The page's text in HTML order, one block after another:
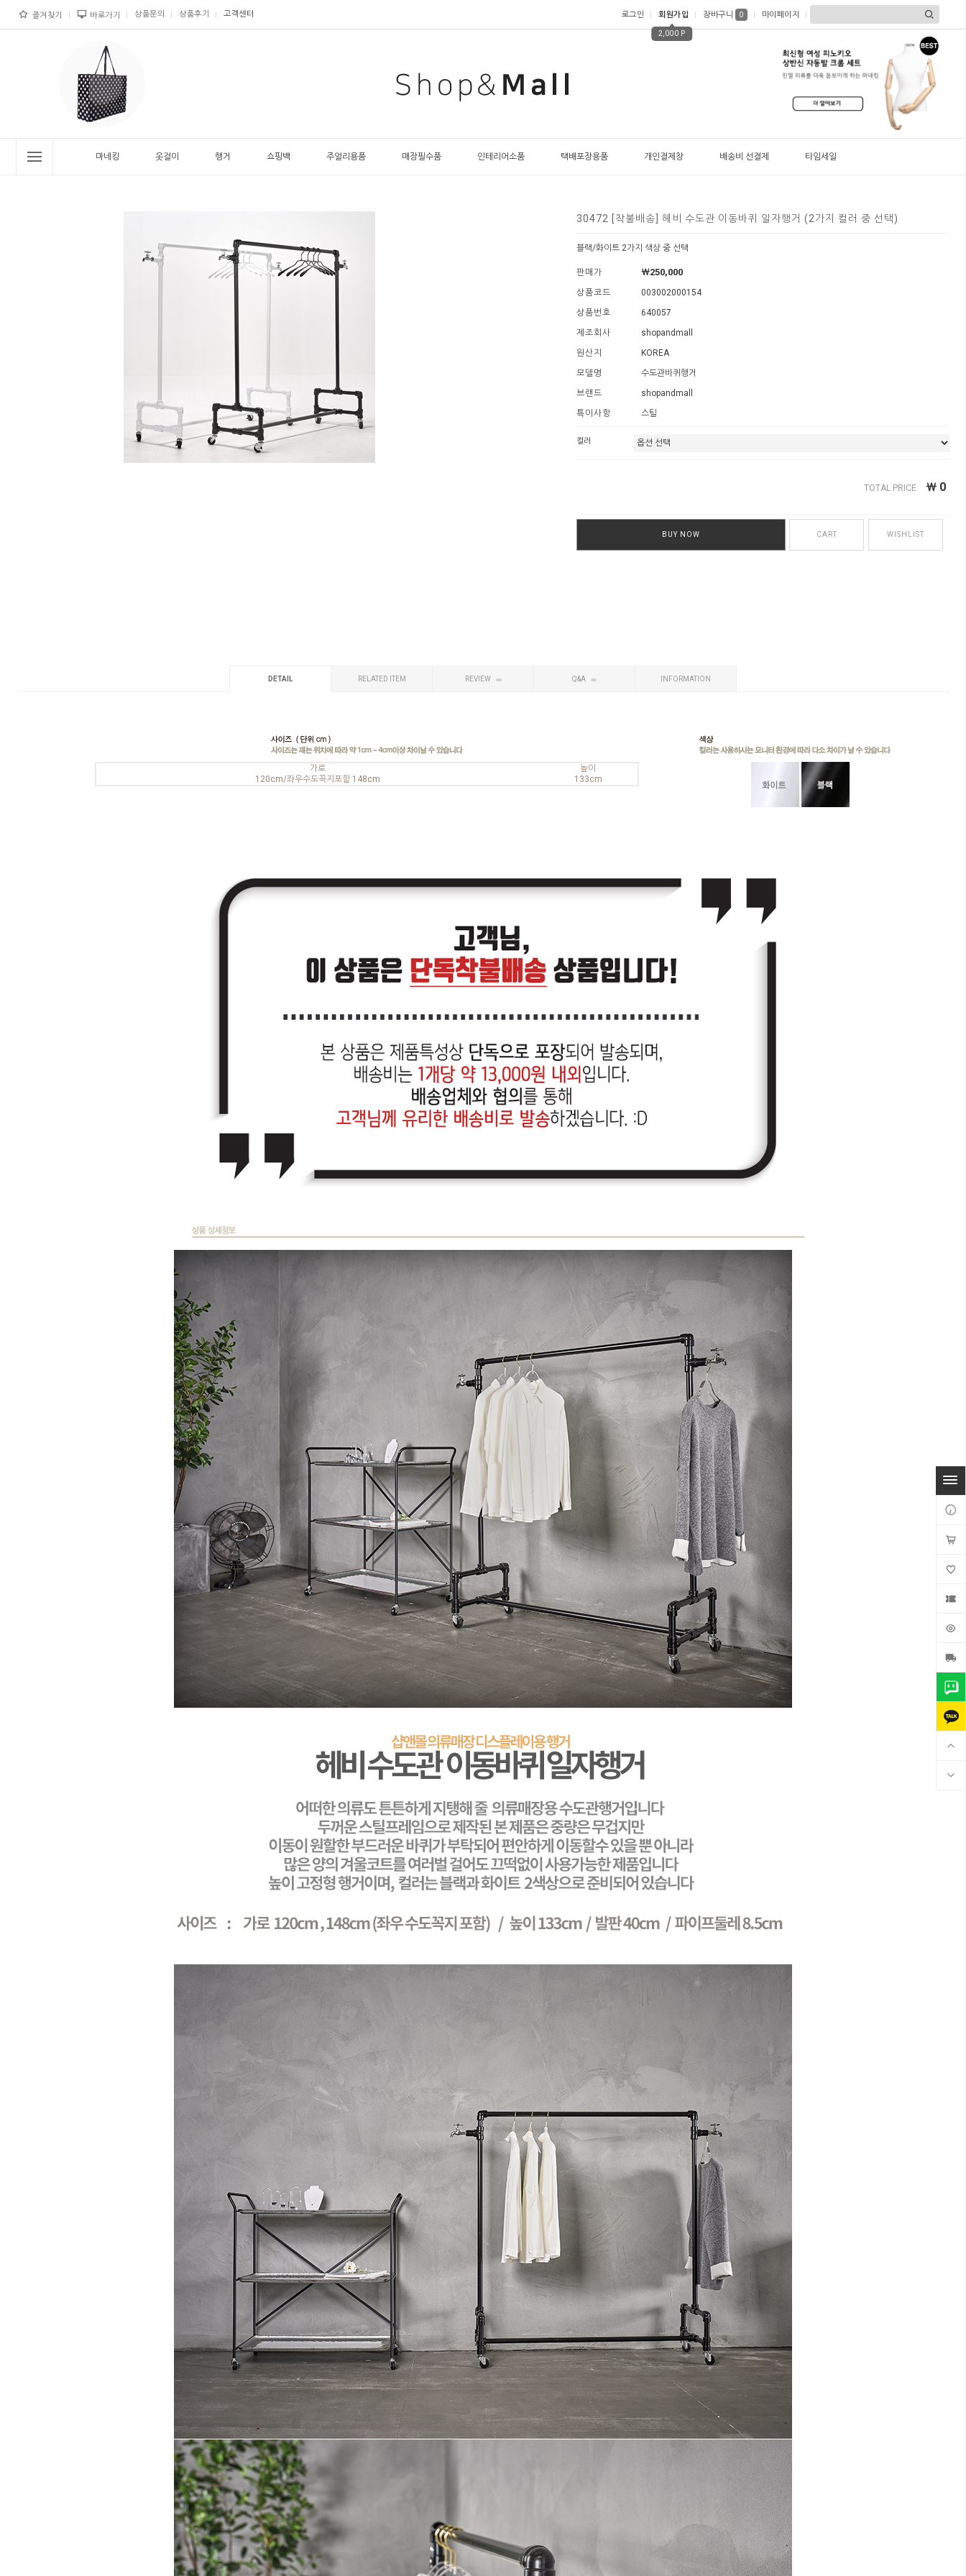
즐겨찾기 바로가기 상품문의 상품후기 고객센터 로그인 회원가입
2,000 P
장바구니 0 마이페이지
마네킹 옷걸이 행거 쇼핑백 주얼리용품 매장필수품 인테리어소품 택배포장용품 개인결제창 배송비 선결제 타임세일
30472 [착불배송] 헤비 수도관 이동바퀴 일자행거 (2가지 컬러 중 선택)
블랙/화이트 2가지 색상 중 선택
판매가 ￦250,000
상품코드
003002000154
상품번호
640057
제조회사
shopandmall
원산지
KOREA
모델명
수도관바퀴행거
브랜드
shopandmall
특이사항
스틸
컬러
TOTAL PRICE ￦ 0
BUY NOW CART WISHLIST
DETAIL RELATED ITEM REVIEW Q&A INFORMATION
가로
높이
120cm/좌우수도꼭지포함 148cm
133cm